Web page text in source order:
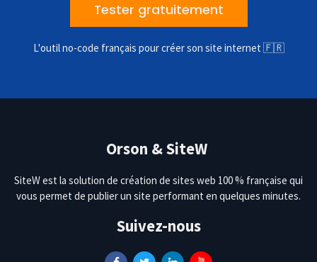
Tester gratuitement
L'outil no-code français pour créer son site internet 🇫🇷
Orson & SiteW
SiteW est la solution de création de sites web 100 % française qui
vous permet de publier un site performant en quelques minutes.
Suivez-nous